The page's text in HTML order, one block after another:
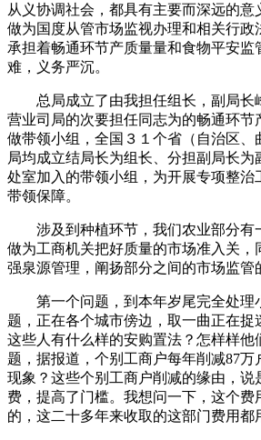
从义协调社会，都具有主要而深远的意
做为国度从管市场监视办理和相关行政
承担着畅通环节产质量量和食物平安监
难，义务严沉。
总局成立了由我担任组长，副局长
营业司局的次要担任同志为的畅通环节
做带领小组，全国３１个省（自治区、
局均成立结局长为组长、分担副局长
处室加入的带领小组，为开展专项整治
带领保障。
涉及到种植环节，我们农业部分有
做为工商机关把好质量的市场准入关，
强泉源管理，阐扬部分之间的市场监管
第一个问题，到本年岁尾完全处理
题，正在各个城市傍边，取一曲正在捉
这些人有什么样的安购置法？怎样样他
题，据报道，个别工商户每年削减87万
现象？这些个别工商户削减的缘由，说
费，提高了门槛。我想问一下，这个费
的，这二十多年来收取的这部门费用都